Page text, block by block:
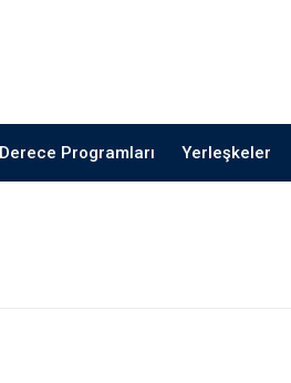
Derece Programları Yerleşkeler